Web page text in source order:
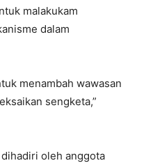
malakukam
dalam
menambah wawasan
sengketa,”
oleh anggota